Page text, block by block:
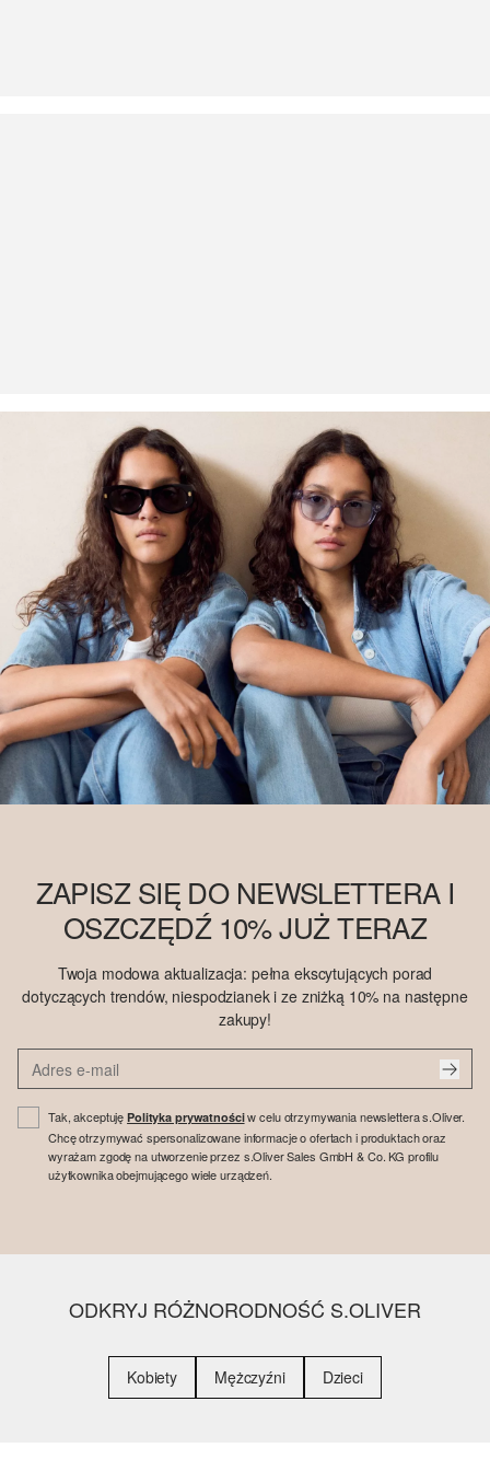
ZAPISZ SIĘ DO NEWSLETTERA I
OSZCZĘDŹ 10% JUŻ TERAZ
Twoja modowa aktualizacja: pełna ekscytujących porad
dotyczących trendów, niespodzianek i ze zniżką 10% na następne
zakupy!
Tak, akceptujęPolityka prywatnościw celu otrzymywania newslettera s.Oliver.
Chcę otrzymywać spersonalizowane informacje o ofertach i produktach oraz
wyrażam zgodę na utworzenie przez s.Oliver Sales GmbH & Co. KG profilu
użytkownika obejmującego wiele urządzeń.
ODKRYJ RÓŻNORODNOŚĆ S.OLIVER
Kobiety Mężczyźni Dzieci